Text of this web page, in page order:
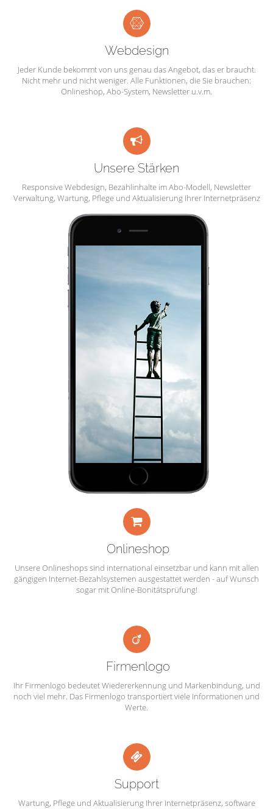
Webdesign
Jeder Kunde bekommt von uns genau das Angebot, das er braucht.
Nicht mehr und nicht weniger. Alle Funktionen, die Sie brauchen:
Onlineshop, Abo-System, Newsletter u.v.m.
Unsere Stärken
Responsive Webdesign, Bezahlinhalte im Abo-Modell, Newsletter
Verwaltung, Wartung, Pflege und Aktualisierung Ihrer Internetpräsenz
Onlineshop
Unsere Onlineshops sind international einsetzbar und kann mit allen
gängigen Internet-Bezahlsystemen ausgestattet werden - auf Wunsch
sogar mit Online-Bonitätsprüfung!
Firmenlogo
Ihr Firmenlogo bedeutet Wiedererkennung und Markenbindung, und
noch viel mehr. Das Firmenlogo transportiert viele Informationen und
Werte.
Support
Wartung, Pflege und Aktualisierung Ihrer Internetpräsenz, software